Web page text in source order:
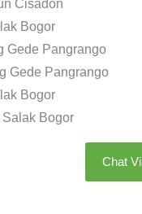
Cisadon
Bogor
Gede Pangrango
Gede Pangrango
Bogor
Bogor
Chat